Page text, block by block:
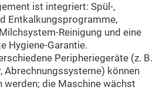
ist integriert: Spül-,
Entkalkungsprogramme,
Reinigung und eine
Hygiene-Garantie.
Peripheriegeräte (z. B.
Abrechnungssysteme) können
werden; die Maschine wächst